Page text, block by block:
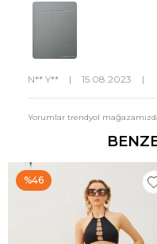
N** Y** | 15.08.2023 |
Yorumlar trendyol
%46